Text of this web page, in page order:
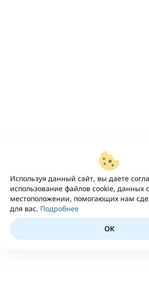
Используя данный сайт, вы даете
использование файлов cookie, данных
местоположении, помогающих нам
для вас. Подробнее
OK